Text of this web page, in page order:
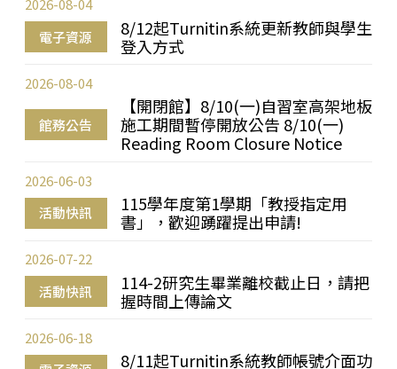
電子資源
8/12起Turnitin系統更新教師與學生
登入方式
2026-08-04
館務公告
【開閉館】8/10(一)自習室高架地板
施工期間暫停開放公告 8/10(一)
Reading Room Closure Notice
2026-08-04
活動快訊
115學年度第1學期「教授指定用
書」，歡迎踴躍提出申請!
2026-06-03
活動快訊
114-2研究生畢業離校截止日，請把
握時間上傳論文
2026-07-22
8/11起Turnitin系統教師帳號介面功
2026-06-18